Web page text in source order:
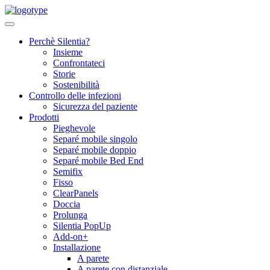
Skip
to
Perchè Silentia?
Insieme
Confrontateci
Storie
Sostenibilità
Controllo delle infezioni
Sicurezza del paziente
Prodotti
Pieghevole
Separé mobile singolo
Separé mobile doppio
Separé mobile Bed End
Semifix
Fisso
ClearPanels
Doccia
Prolunga
Silentia PopUp
Add-on+
Installazione
A parete